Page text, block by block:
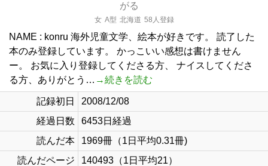
がる
女 A型 北海道 58人登録
NAME : konru 海外児童文学、絵本が好きです。 読了した
本のみ登録しています。 かっこいい感想は書けません
ー。 お気に入り登録してくださる方、 ナイスしてくださ
る方、ありがとう… →続きを読む
記録初日
2008/12/08
経過日数
6453日経過
読んだ本
1969冊（1日平均0.31冊)
読んだページ
140493（1日平均21）